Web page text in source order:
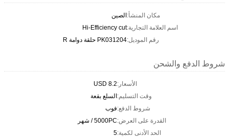
مكان المنشأ:الصين
اسم العلامة التجارية:Hi-Efficiency cut
رقم الموديل:PK031204 حلقة دوامة R
شروط الدفع والشحن
الأسعار:8.2 USD
وقت التسليم:السلع بقعة
شروط الدفع:فوب
القدرة على العرض:5000PC / شهر
الحد الأدنى لكمية:5